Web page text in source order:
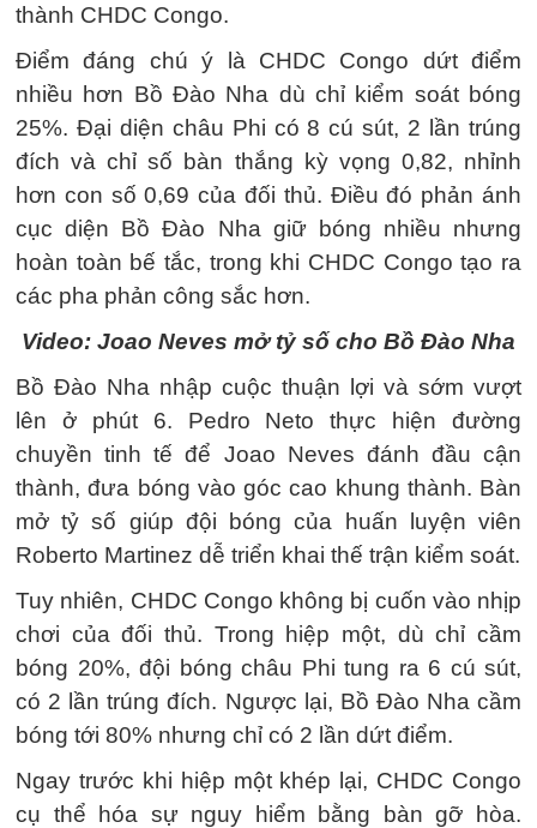
thành CHDC Congo.
Điểm đáng chú ý là CHDC Congo dứt điểm
nhiều hơn Bồ Đào Nha dù chỉ kiểm soát bóng
25%. Đại diện châu Phi có 8 cú sút, 2 lần trúng
đích và chỉ số bàn thắng kỳ vọng 0,82, nhỉnh
hơn con số 0,69 của đối thủ. Điều đó phản ánh
cục diện Bồ Đào Nha giữ bóng nhiều nhưng
hoàn toàn bế tắc, trong khi CHDC Congo tạo ra
các pha phản công sắc hơn.
Video: Joao Neves mở tỷ số cho Bồ Đào Nha
Bồ Đào Nha nhập cuộc thuận lợi và sớm vượt
lên ở phút 6. Pedro Neto thực hiện đường
chuyền tinh tế để Joao Neves đánh đầu cận
thành, đưa bóng vào góc cao khung thành. Bàn
mở tỷ số giúp đội bóng của huấn luyện viên
Roberto Martinez dễ triển khai thế trận kiểm soát.
Tuy nhiên, CHDC Congo không bị cuốn vào nhịp
chơi của đối thủ. Trong hiệp một, dù chỉ cầm
bóng 20%, đội bóng châu Phi tung ra 6 cú sút,
có 2 lần trúng đích. Ngược lại, Bồ Đào Nha cầm
bóng tới 80% nhưng chỉ có 2 lần dứt điểm.
Ngay trước khi hiệp một khép lại, CHDC Congo
cụ thể hóa sự nguy hiểm bằng bàn gỡ hòa.